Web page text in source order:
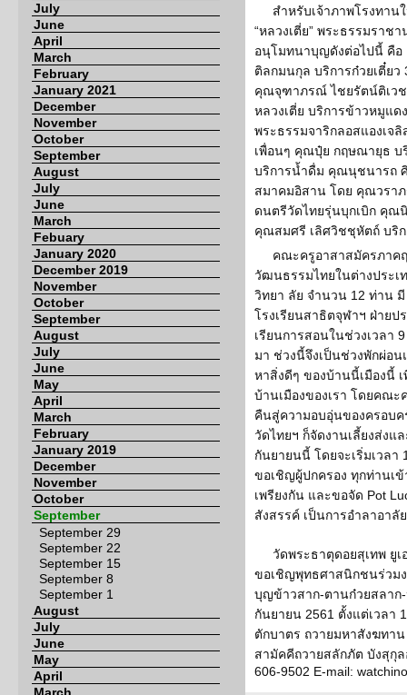
July
June
April
March
February
January 2021
December
November
October
September
August
July
June
March
Febuary
January 2020
December 2019
November
October
September
August
July
June
May
April
March
February
January 2019
December
November
October
September
September 29
September 22
September 15
September 8
September 1
August
July
June
May
April
สำหรับเจ้าภาพโรงทา
“หลวงเตี่ย” พระธรรมราช
อนุโมทนาบุญดังต่อไปนี้ คือ
ติลกมนกุล บริการก๋วยเตี๋ย
คุณจุฑาภรณ์ ไชยรัตน์ติเว
หลวงเตี่ย บริการข้าวหมูแ
พระธรรมจาริกลอสแองเจ
เพื่อนๆ คุณปุ๋ย กฤษณายุธ
บริการน้ำดื่ม คุณนุชนารถ
สมาคมอิสาน โดย คุณวรา
ดนตรีวัดไทยรุ่นบุกเบิก คุณ
คุณสมศรี เลิศวิชชุหัตถ์ บริ
คณะครูอาสาสมัครภาค
วัฒนธรรมไทยในต่างประ
วิทยา ลัย จำนวน 12 ท่าน
โรงเรียนสาธิตจุฬาฯ ฝ่าย
เรียนการสอนในช่วงเวลา
มา ช่วงนี้จึงเป็นช่วงพักผ่อน
หาสิ่งดีๆ ของบ้านนี้เมืองนี้
บ้านเมืองของเรา โดยคณ
คืนสู่ความอบอุ่นของครอบ
วัดไทยฯ ก็จัดงานเลี้ยงส่ง
กันยายนนี้ โดยจะเริ่มเวลา
ขอเชิญผู้ปกครอง ทุกท่านเข้
เพรียงกัน และขอจัด Pot
สังสรรค์ เป็นการอำลาอาลั
วัดพระธาตุดอยสุเทพ ยู
ขอเชิญพุทธศาสนิกชนร่วม
บุญข้าวสาก-ตานก๋วยสลาก
กันยายน 2561 ตั้งแต่เวลา
ตักบาตร ถวายมหาสังฆทา
สามัคคีถวายสลักภัต บังสุกุ
606-9502 E-mail: